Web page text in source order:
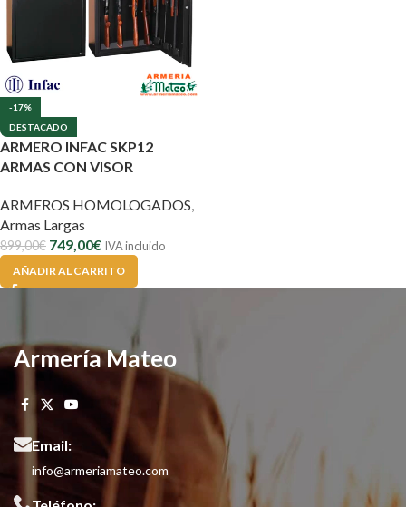
-17%
DESTACADO
ARMERO INFAC SKP12
ARMAS CON VISOR
ARMEROS HOMOLOGADOS,
Armas Largas
899,00€ 749,00€ IVA incluido
AÑADIR AL CARRITO
Armería Mateo
Email:
info@armeriamateo.com